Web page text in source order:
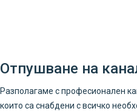
Отпушване на
Разполагаме с професионален
които са снабдени с всичко